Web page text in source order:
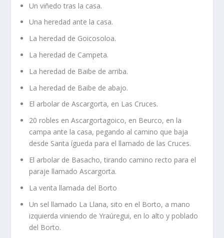
Un viñedo tras la casa.
Una heredad ante la casa.
La heredad de Goicosoloa.
La heredad de Campeta.
La heredad de Baibe de arriba.
La heredad de Baibe de abajo.
El arbolar de Ascargorta, en Las Cruces.
20 robles en Ascargortagoico, en Beurco, en la
campa ante la casa, pegando al camino que baja
desde Santa ígueda para el llamado de las Cruces.
El arbolar de Basacho, tirando camino recto para el
paraje llamado Ascargorta.
La venta llamada del Borto
Un sel llamado La Llana, sito en el Borto, a mano
izquierda viniendo de Yraúregui, en lo alto y poblado
del Borto.